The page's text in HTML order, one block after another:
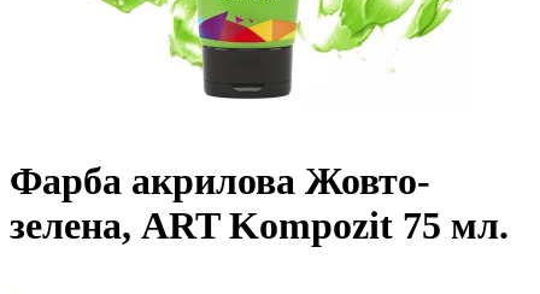
Фарба акрилова Жовто-
зелена, ART Kompozit 75 мл.